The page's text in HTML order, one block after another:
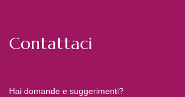
Contattaci
Hai domande e suggerimenti?